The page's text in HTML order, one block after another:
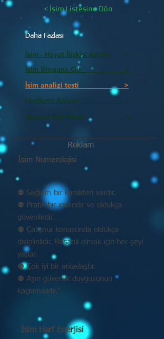
< İsim Listesine Dön
Daha Fazlası
İsim - Hayat İlişkisi Analizi >
İsim Bloguna Git >
İsim analizi testi >
Harflerin Anlamı >
Numeroloji Nedir_________ >
Reklam
İsim Numerolojisi
⚉ Sağlam bir karakteri vardır.
⚉ Pratik bir insandır ve oldukça
güvenilirdir.
⚉ Çalışma konusunda oldukça
disiplinlidir. Başarılı olmak için her şeyi
yapar.
⚉ Çok iyi bir arkadaştır.
⚉ Aşırı güvenlik duygusunun
kaçınmalıdır.'
İsim Harf Enerjisi